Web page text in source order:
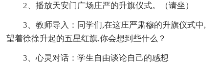
2、播放天安门广场庄严的升旗仪式。（请坐）
3、教师导入：同学们,在这庄严肃穆的升旗仪式中,
望着徐徐升起的五星红旗,你会想到些什么？
3、心灵对话：学生自由谈论自己的感想